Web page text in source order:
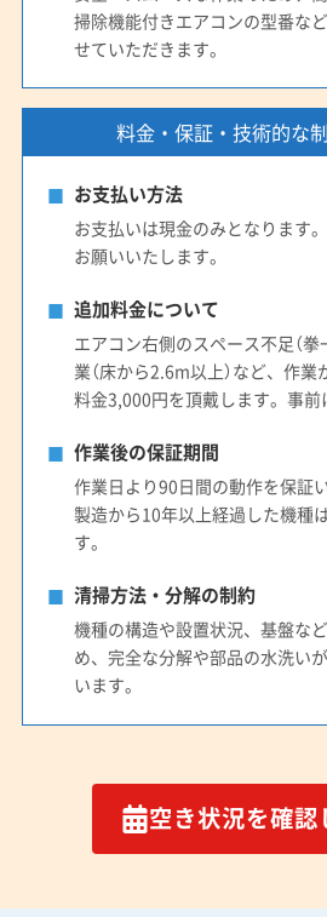
掃除機能付きエアコンの型番な
せていただきます。
料金・保証・技術的な
お支払い方法
お支払いは現金のみとなります
お願いいたします。
追加料金について
エアコン右側のスペース不足（拳
業（床から2.6m以上）など、作
料金3,000円を頂戴します。事前
作業後の保証期間
作業日より90日間の動作を保証
製造から10年以上経過した機種
す。
清掃方法・分解の制約
機種の構造や設置状況、基盤な
め、完全な分解や部品の水洗い
います。
空き状況を確認